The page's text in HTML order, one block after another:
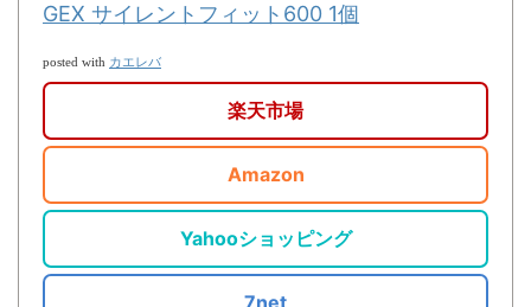
GEX サイレントフィット600 1個
posted with カエレバ
楽天市場
Amazon
Yahooショッピング